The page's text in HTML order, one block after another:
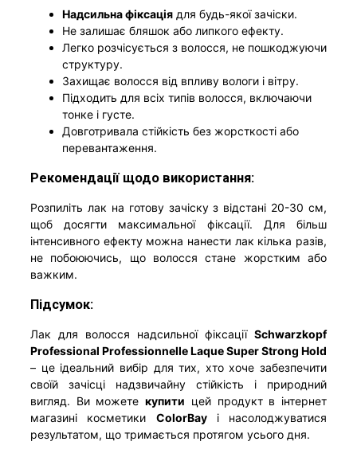
Надсильна фіксація для будь-якої зачіски.
Не залишає бляшок або липкого ефекту.
Легко розчісується з волосся, не пошкоджуючи
структуру.
Захищає волосся від впливу вологи і вітру.
Підходить для всіх типів волосся, включаючи
тонке і густе.
Довготривала стійкість без жорсткості або
перевантаження.
Рекомендації щодо використання:
Розпиліть лак на готову зачіску з відстані 20-30 см,
щоб досягти максимальної фіксації. Для більш
інтенсивного ефекту можна нанести лак кілька разів,
не побоюючись, що волосся стане жорстким або
важким.
Підсумок:
Лак для волосся надсильної фіксації Schwarzkopf
Professional Professionnelle Laque Super Strong Hold
– це ідеальний вибір для тих, хто хоче забезпечити
своїй зачісці надзвичайну стійкість і природний
вигляд. Ви можетекупити цей продукт в інтернет
магазині косметики ColorBayі насолоджуватися
результатом, що тримається протягом усього дня.